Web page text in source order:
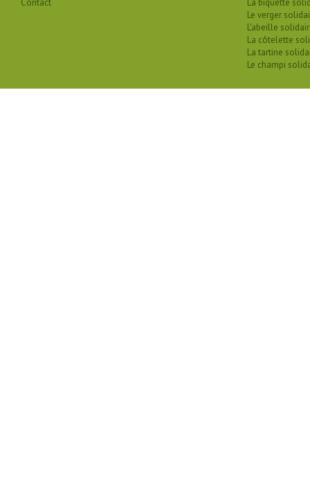
Contact
La biquette
Le verger
L'abeille
La côtelette
La tartine
Le champi